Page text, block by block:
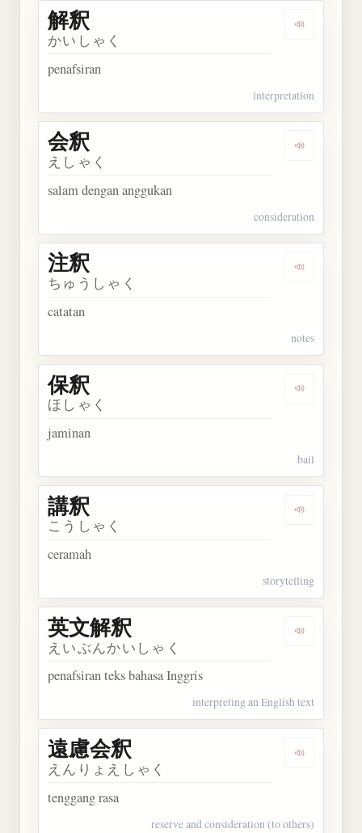
Dengarkan
解釈
かいしゃく
penafsiran
interpretation
Dengarkan
会釈
えしゃく
salam dengan anggukan
consideration
Dengarkan
注釈
ちゅうしゃく
catatan
notes
Dengarkan
保釈
ほしゃく
jaminan
bail
Dengarkan
講釈
こうしゃく
ceramah
storytelling
Dengarkan
英文解釈
えいぶんかいしゃく
penafsiran teks bahasa Inggris
interpreting an English text
Dengarkan
遠慮会釈
えんりょえしゃく
tenggang rasa
reserve and consideration (to others)